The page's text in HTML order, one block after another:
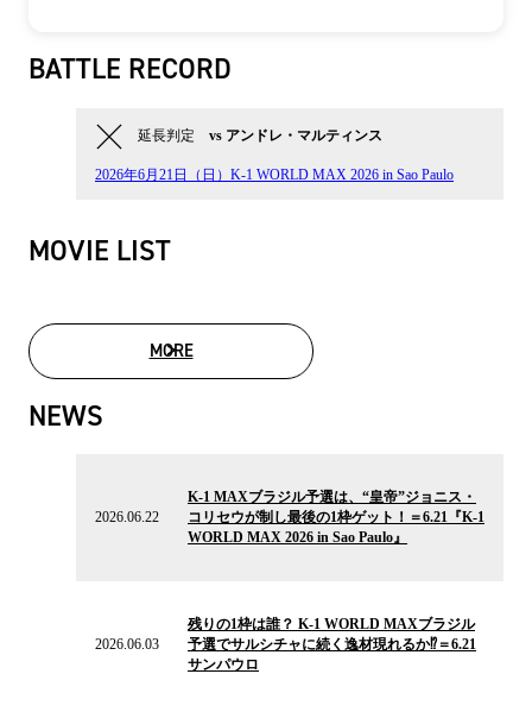
BATTLE RECORD
延長判定 vs アンドレ・マルティンス
2026年6月21日（日）K-1 WORLD MAX 2026 in Sao Paulo
MOVIE LIST
MOREMOVIE LIST
NEWS
2026.06.22
K-1 MAXブラジル予選は、“皇帝”ジョニス・
コリセウが制し最後の1枠ゲット！＝6.21『K-1
WORLD MAX 2026 in Sao Paulo』
2026.06.03
残りの1枠は誰？ K-1 WORLD MAXブラジル
予選でサルシチャに続く逸材現れるか⁉＝6.21
サンパウロ